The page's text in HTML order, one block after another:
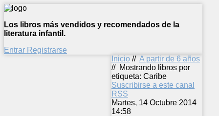
Los libros más vendidos y recomendados de la
literatura infantil.
Entrar Registrarse
Inicio // A partir de 6 años
// Mostrando libros por
etiqueta: Caribe
Suscribirse a este canal
RSS
Martes, 14 Octubre 2014
14:58